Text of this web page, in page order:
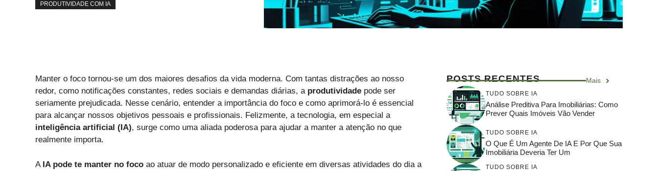
PRODUTIVIDADE COM IA
Manter o foco tornou-se um dos maiores desafios da vida moderna. Com tantas distrações ao nosso
redor, como notificações constantes, redes sociais e demandas diárias, a produtividade pode ser
seriamente prejudicada. Nesse cenário, entender a importância do foco e como aprimorá-lo é essencial
para alcançar nossos objetivos pessoais e profissionais. Felizmente, a tecnologia, em especial a
inteligência artificial (IA), surge como uma aliada poderosa para ajudar a manter a atenção no que
realmente importa.
A IA pode te manter no foco ao atuar de modo personalizado e eficiente em diversas atividades do dia a
POSTS RECENTES Mais
TUDO SOBRE IA
Análise Preditiva Para Imobiliárias: Como
Prever Quais Imóveis Vão Vender
TUDO SOBRE IA
O Que É Um Agente De IA E Por Que Sua
Imobiliária Deveria Ter Um
TUDO SOBRE IA